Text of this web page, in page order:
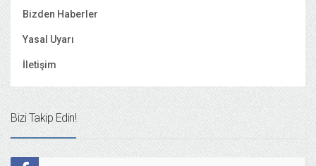
Bizden Haberler
Yasal Uyarı
İletişim
Bizi Takip Edin!